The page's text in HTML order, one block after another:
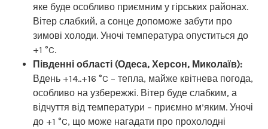
яке буде особливо приємним у гірських районах.
Вітер слабкий, а сонце допоможе забути про
зимові холоди. Уночі температура опуститься до
+1 °C.
Південні області (Одеса, Херсон, Миколаїв):
Вдень +14..+16 °C – тепла, майже квітнева погода,
особливо на узбережжі. Вітер буде слабким, а
відчуття від температури – приємно м’яким. Уночі
до +1 °C, що може нагадати про прохолодні